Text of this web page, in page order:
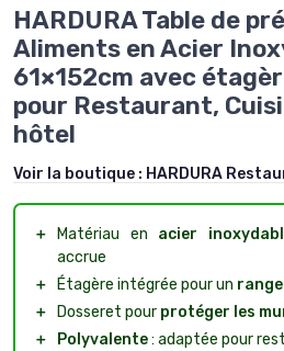
HARDURA Table de
Aliments en Acier
61×152cm avec
pour Restaurant,
hôtel
Voir la boutique : HARDURA
＋ Matériau en acier
accrue
＋
Étagère intégrée pour un
＋
Dosseret pour protéger les
＋
Polyvalente: adaptée pour